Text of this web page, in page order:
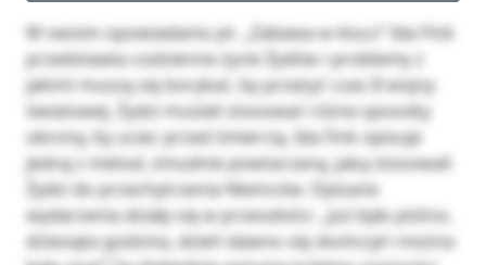
W swoim opowiadaniu pt. „Zabawa w klucz” Ida Fink
przedstawia codzienne życie Żydów i problemy z
jakimi muszą się borykać, by przeżyć czas II wojny
światowej. Żydzi musieli stosować różne sposoby
obrony, by uciec przed śmiercią. Ida Fink opisuje
jedną z metod, żmudnie powtarzaną, jaką stosowali
Żydzi do przechytrzenia Niemców. Opisane
wydarzenia działy się w przeszłości. „Już było późno,
dziesiąta godzina, dzień dawno się skończył i można